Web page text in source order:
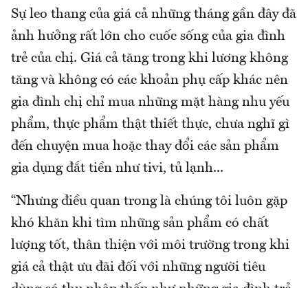
Sự leo thang của giá cả những tháng gần đây đã
ảnh hưởng rất lớn cho cuốc sống của gia đình
trẻ của chị. Giá cả tăng trong khi lương không
tăng và không có các khoản phụ cấp khác nên
gia đình chị chỉ mua những mặt hàng nhu yếu
phẩm, thực phẩm thật thiết thực, chưa nghĩ gì
đến chuyện mua hoặc thay đổi các sản phẩm
gia dụng đắt tiền như tivi, tủ lạnh...
“Nhưng điều quan trong là chúng tôi luôn gặp
khó khăn khi tìm những sản phẩm có chất
lượng tốt, thân thiện với môi trường trong khi
giá cả thật ưu đãi đối với những người tiêu